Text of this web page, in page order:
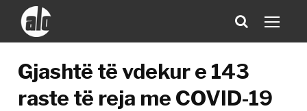
Gjashtë të vdekur e 143
raste të reja me COVID-19